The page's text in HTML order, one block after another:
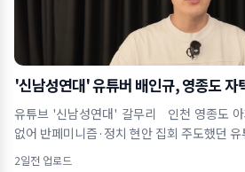
'신남성연대' 유튜버 배인규, 영종도 자
유튜브 '신남성연대' 갈무리 인천 영종도
없어 반페미니즘·정치 현안 집회 주도했던
2일전 업로드